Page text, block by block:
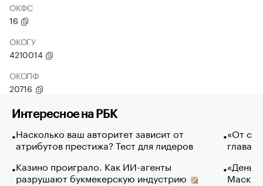
ОКФС
16
ОКОГУ
4210014
ОКОПФ
20716
Интересное на РБК
Насколько ваш авторитет зависит от
атрибутов престижа? Тест для лидеров
Казино проиграло. Как ИИ-агенты
разрушают букмекерскую индустрию
«От
глава
Маск в